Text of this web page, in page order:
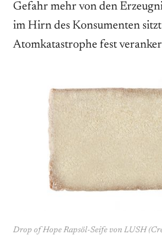
Gefahr mehr von den
im Hirn des Konsumenten
Atomkatastrophe fest
Drop of Hope Rapsöl-Seife von LUSH